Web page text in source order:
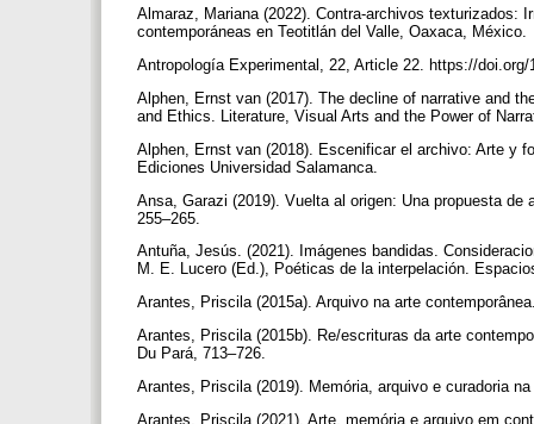
Almaraz, Mariana (2022). Contra-archivos texturizados:
contemporáneas en Teotitlán del Valle, Oaxaca, México.
Antropología Experimental, 22, Article 22. https://
Alphen, Ernst van (2017). The decline of narrative and
and Ethics. Literature, Visual Arts and the Power of
Alphen, Ernst van (2018). Escenificar el archivo: Arte y
Ediciones Universidad Salamanca.
Ansa, Garazi (2019). Vuelta al origen: Una propuesta
255–265.
Antuña, Jesús. (2021). Imágenes bandidas.
M. E. Lucero (Ed.), Poéticas de la interpelación.
Arantes, Priscila (2015a). Arquivo na arte
Arantes, Priscila (2015b). Re/escrituras da arte
Du Pará, 713–726.
Arantes, Priscila (2019). Memória, arquivo e curadoria
Arantes, Priscila (2021). Arte, memória e arquivo em